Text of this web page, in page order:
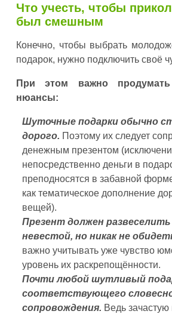
Что учесть, чтобы
был смешным
Конечно, чтобы выбрать
подарок, нужно подключить своё
При этом важно продумать
нюансы:
Шуточные подарки обычно
дорого. Поэтому их следует
денежным презентом
непосредственно деньги в
преподносятся в забавной
как тематическое дополнение
вещей).
Презент должен развеселить
невестой, но никак не
важно учитывать уже чувство
уровень их раскрепощённости.
Почти любой шутливый
соответствующего
сопровождения. Ведь